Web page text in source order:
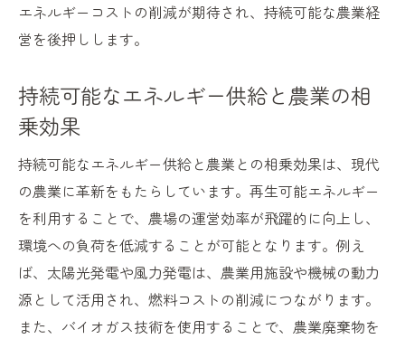
エネルギーコストの削減が期待され、持続可能な農業経
営を後押しします。
持続可能なエネルギー供給と農業の相
乗効果
持続可能なエネルギー供給と農業との相乗効果は、現代
の農業に革新をもたらしています。再生可能エネルギー
を利用することで、農場の運営効率が飛躍的に向上し、
環境への負荷を低減することが可能となります。例え
ば、太陽光発電や風力発電は、農業用施設や機械の動力
源として活用され、燃料コストの削減につながります。
また、バイオガス技術を使用することで、農業廃棄物を